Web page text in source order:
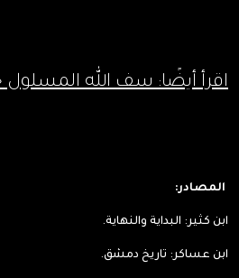
اقرأ أيضًا: سف الله المسلول
المصادر:
ابن كثير: البداية والنهاية.
ابن عساكر: تاريخ دمشق.